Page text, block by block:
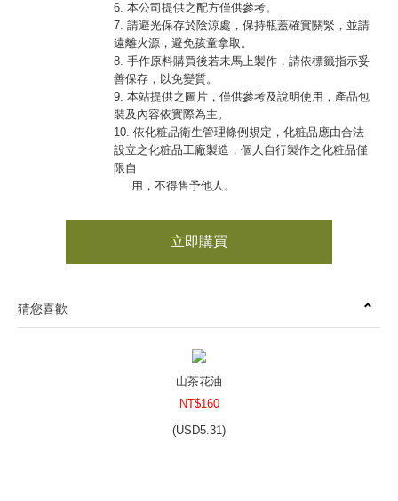
6. 本公司提供之配方僅供參考。
7. 請避光保存於陰涼處，保持瓶蓋確實關緊，並請
遠離火源，避免孩童拿取。
8. 手作原料購買後若未馬上製作，請依標籤指示妥
善保存，以免變質。
9. 本站提供之圖片，僅供參考及說明使用，產品包
裝及內容依實際為主。
10. 依化粧品衛生管理條例規定，化粧品應由合法
設立之化粧品工廠製造，個人自行製作之化粧品僅
限自
用，不得售予他人。
立即購買
猜您喜歡
山茶花油
NT$160
(USD5.31)